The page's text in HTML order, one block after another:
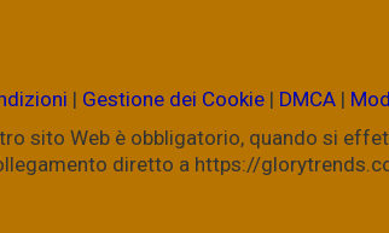
| Gestione dei Cookie | DMCA |
sito Web è obbligatorio, quando si
diretto a https://